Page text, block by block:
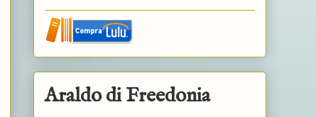
Araldo di Freedonia